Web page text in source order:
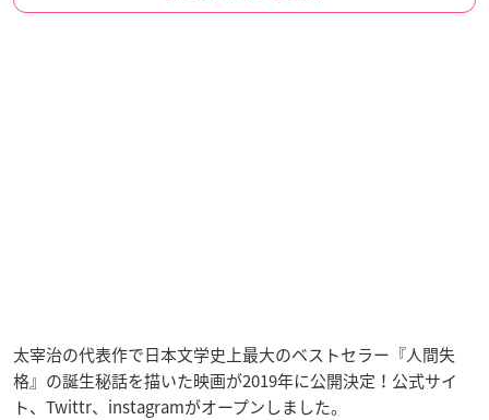
太宰治の代表作で日本文学史上最大のベストセラー『人間失
格』の誕生秘話を描いた映画が2019年に公開決定！公式サイ
ト、Twittr、instagramがオープンしました。